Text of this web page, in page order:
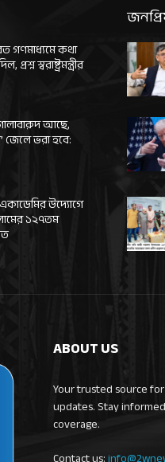
গণমাধ্যমে কথা
স্বরাষ্ট্রমন্ত্রীর
গোলাবারুদ আছে,
জেলে ভরা হবে:
উদ্যোগে
১২৭তম
ABOUT US
Your trusted source
updates. Stay
coverage.